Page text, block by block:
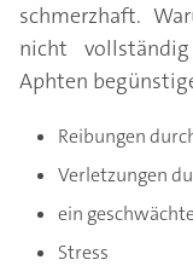
schmerzhaft.
nicht
Aphten
Reibungen
Verletzungen
ein
Stress